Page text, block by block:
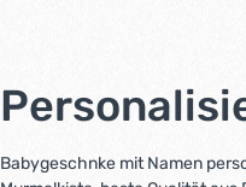
Babygeschnke mit Namen